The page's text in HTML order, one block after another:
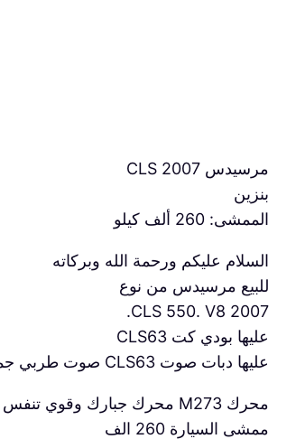
مرسيدس CLS 2007
بنزين
الممشى: 260 ألف كيلو
السلام عليكم ورحمة الله وبركاته
للبيع مرسيدس من نوع
CLS 550. V8 2007.
عليها بودي كت CLS63
عليها دبات صوت CLS63 صوت طربي جميل لايخالف انظمة المرور ولا الفحص الدوري
محرك M273 محرك جبارك وقوي تنفس طبيعي 5.5.
ممشى السيارة 260 الف